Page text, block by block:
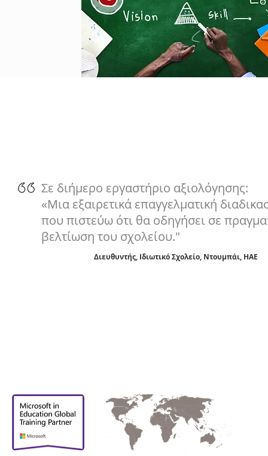
Σε διήμερο εργαστήριο αξιολόγησης:
«Μια εξαιρετικά επαγγελματική
που πιστεύω ότι θα οδηγήσει σε
βελτίωση του σχολείου."
Διευθυντής, Ιδιωτικό Σχολείο, Ντουμπάι, ΗΑΕ